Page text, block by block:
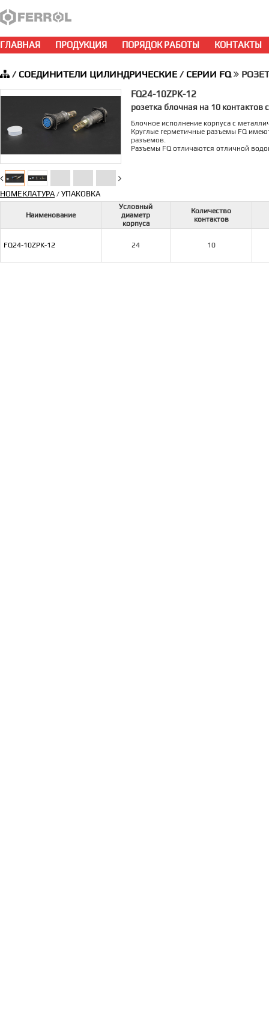
ГЛАВНАЯ ПРОДУКЦИЯ ПОРЯДОК РАБОТЫ КОНТАКТЫ
/ СОЕДИНИТЕЛИ ЦИЛИНДРИЧЕСКИЕ/ СЕРИИ FQ
FQ24-10ZPK-12
розетка блочная на 10
Блочное исполнение корпуса с
Круглые герметичные разъемы FQ
разъемов.
Разъемы FQ отличаются отличной
НОМЕКЛАТУРА/ УПАКОВКА
Наименование
Условный
диаметр
корпуса
Количество
контактов
FQ24-10ZPK-12 24 10